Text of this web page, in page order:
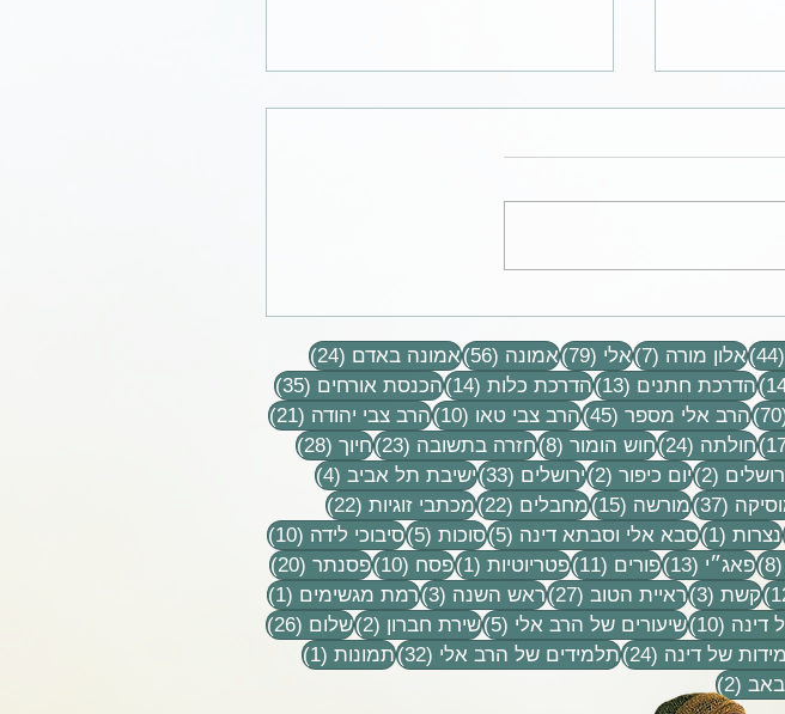
שלא שיתפנו אחת את השנייה,
התחלקנו בכל.
(44) 44 פוסטים
אלון מורה (7) 7 פוסטיםאלי (79) 79 פוסטים
אמונה (56) 56 פוסטים
אמונה באדם (24)
24 פוסטים
142 פוסטים
הדרכת חתנים (13) 13 פוסטים
הדרכת כלות (14) 14 פוסטים
הכנסת אורחים (35)
35 פוסטים
70 פוסטים
הרב אלי מספר (45) 45 פוסטים
הרב צבי טאו (10) 10 פוסטים
הרב צבי יהודה (21)
21 פוסטים
17 פוסטים
חולתה (24) 24 פוסטים
חוש הומור (8) 8 פוסטיםחזרה בתשובה (23) 23 פוסטים
חיוך (28)
28 פוסטים
(2) 2 פוסטיםיום כיפור (2) 2 פוסטיםירושלים (33) 33 פוסטים
ישיבת תל אביב (4)
4 פוסטים
(37) 37 פוסטים
מורשה (15) 15 פוסטים
מחבלים (22) 22 פוסטים
מכתבי זוגיות (22)
22 פוסטים
30 פוסטים
נצרות (1) פוסט 1
סבא אלי וסבתא דינה (5) 5 פוסטיםסוכות (5) 5 פוסטיםסיבוכי לידה (10)
10 פוסטים
(8) 8 פוסטיםפאג״י (13) 13 פוסטים
פורים (11) 11 פוסטים
פטריוטיות (1) פוסט 1
פסח (10) 10 פוסטים
פסנתר (20)
20 פוסטים
12 פוסטים
קשת (3) 3 פוסטיםראיית הטוב (27) 27 פוסטים
ראש השנה (3) 3 פוסטיםרמת מגשימים (1)
פוסט 1
דינה (10) 10 פוסטים
שיעורים של הרב אלי (5) 5 פוסטיםשירת חברון (2) 2 פוסטיםשלום (26)
26 פוסטים
של דינה (24) 24 פוסטים
תלמידים של הרב אלי (32) 32 פוסטים
תמונות (1)
פוסט 1
(2) 2 פוסטים